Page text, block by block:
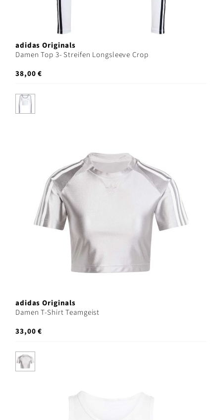
adidas Originals
Damen Top 3- Streifen Longsleeve Crop
38,00 €
adidas Originals
Damen T-Shirt Teamgeist
33,00 €